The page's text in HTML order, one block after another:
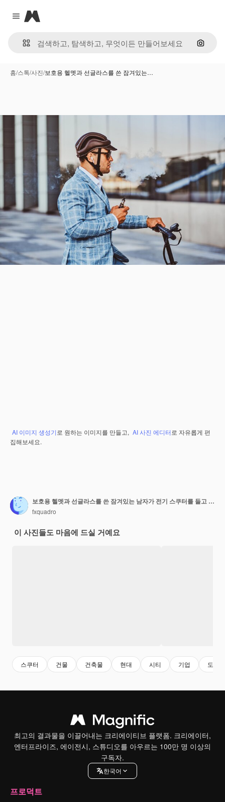
Close menu
Magnific
이미지
홈/스톡/사진/보호용 헬멧과 선글라스를 쓴 잠겨있는…
AI 이미지 생성기 로 원하는 이미지를 만들고, AI 사진 에디터 로 자유롭게 편
집해보세요.
보호용 헬멧과 선글라스를 쓴 잠겨있는 남자가 전기 스쿠터를 들고 vape를 피우고 있습니다.
fxquadro
이 사진들도 마음에 드실 거예요
스쿠터 건물 건축물 현대 시티 기업 도시
최고의 결과물을 이끌어내는 크리에이티브 플랫폼. 크리에이터,
엔터프라이즈, 에이전시, 스튜디오를 아우르는 100만 명 이상의
구독자.
한국어
프로덕트